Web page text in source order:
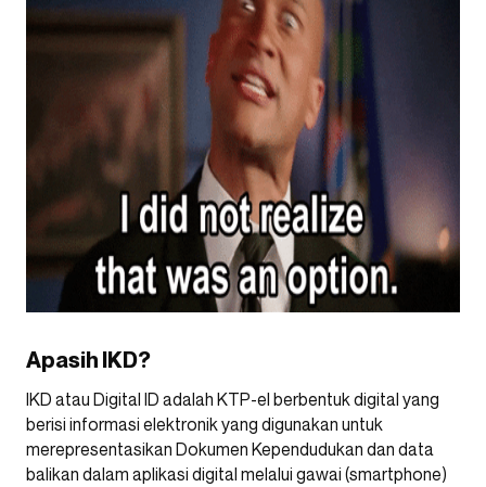
Apasih IKD?
IKD atau Digital ID adalah KTP-el berbentuk digital yang
berisi informasi elektronik yang digunakan untuk
merepresentasikan Dokumen Kependudukan dan data
balikan dalam aplikasi digital melalui gawai (smartphone)